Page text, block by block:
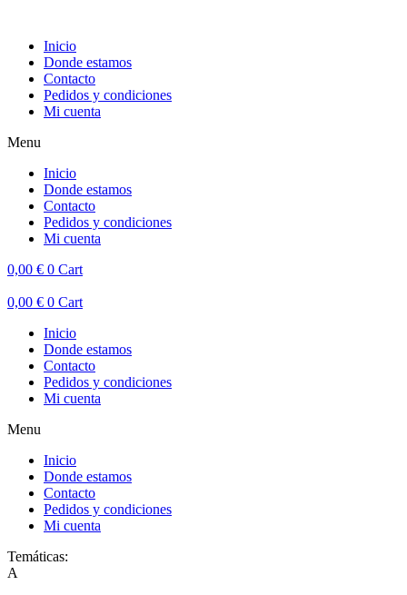
Inicio
Donde estamos
Contacto
Pedidos y condiciones
Mi cuenta
Menu
Inicio
Donde estamos
Contacto
Pedidos y condiciones
Mi cuenta
0,00 € 0 Cart
0,00 € 0 Cart
Inicio
Donde estamos
Contacto
Pedidos y condiciones
Mi cuenta
Menu
Inicio
Donde estamos
Contacto
Pedidos y condiciones
Mi cuenta
Temáticas:
A